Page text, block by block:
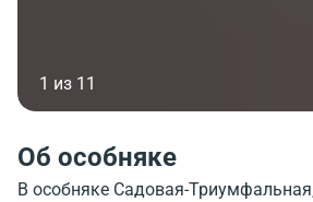
1 из 11
Об особняке
В особняке Садовая-